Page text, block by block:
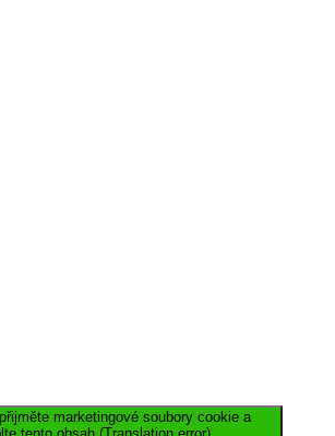
marketingové soubory cookie a